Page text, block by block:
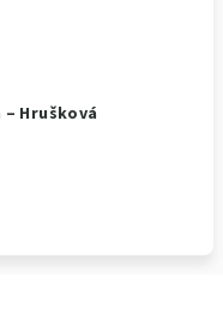
Hrušková